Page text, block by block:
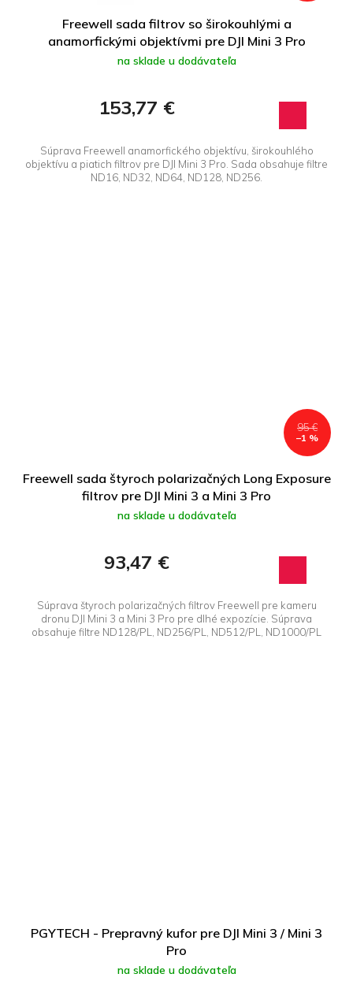
Freewell sada filtrov so širokouhlými a
anamorfickými objektívmi pre DJI Mini 3 Pro
na sklade u dodávateľa
153,77 €
Súprava Freewell anamorfického objektívu, širokouhlého
objektívu a piatich filtrov pre DJI Mini 3 Pro. Sada obsahuje filtre
ND16, ND32, ND64, ND128, ND256.
95 €
–1 %
Freewell sada štyroch polarizačných Long Exposure
filtrov pre DJI Mini 3 a Mini 3 Pro
na sklade u dodávateľa
93,47 €
Súprava štyroch polarizačných filtrov Freewell pre kameru
dronu DJI Mini 3 a Mini 3 Pro pre dlhé expozície. Súprava
obsahuje filtre ND128/PL, ND256/PL, ND512/PL, ND1000/PL
PGYTECH - Prepravný kufor pre DJI Mini 3 / Mini 3
Pro
na sklade u dodávateľa